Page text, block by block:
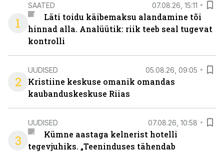
1
SAATED 07.08.26, 15:11
Läti toidu käibemaksu alandamine tõi
hinnad alla. Analüütik: riik teeb seal tugevat
kontrolli
2
UUDISED 05.08.26, 09:05
Kristiine keskuse omanik omandas
kaubanduskeskuse Riias
3
UUDISED 07.08.26, 10:58
Kümne aastaga kelnerist hotelli
tegevjuhiks. „Teeninduses tähendab